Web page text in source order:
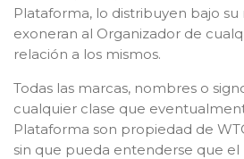
Plataforma, lo distribuyen bajo
exoneran al Organizador de
relación a los mismos.
Todas las marcas, nombres o
cualquier clase que
Plataforma son propiedad de
sin que pueda entenderse que el